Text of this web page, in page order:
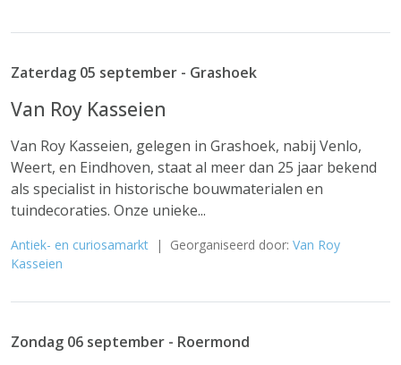
Zaterdag 05 september - Grashoek
Van Roy Kasseien
Van Roy Kasseien, gelegen in Grashoek, nabij Venlo,
Weert, en Eindhoven, staat al meer dan 25 jaar bekend
als specialist in historische bouwmaterialen en
tuindecoraties. Onze unieke...
Antiek- en curiosamarkt | Georganiseerd door: Van Roy
Kasseien
Zondag 06 september - Roermond